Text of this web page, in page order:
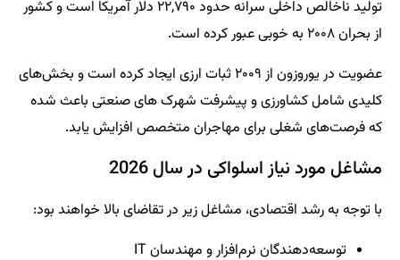
تولید ناخالص داخلی سرانه حدود ۲۲,۷۹۰ دلار آمریکا است و کشور
از بحران ۲۰۰۸ به خوبی عبور کرده است.
عضویت در یوروزون از ۲۰۰۹ ثبات ارزی ایجاد کرده است و بخش‌های
کلیدی شامل کشاورزی و پیشرفت شهرک های صنعتی باعث شده
که فرصت‌های شغلی برای مهاجران متخصص افزایش یابد.
مشاغل مورد نیاز اسلواکی در سال 2026
با توجه به رشد اقتصادی، مشاغل زیر در تقاضای بالا خواهند بود:
توسعه‌دهندگان نرم‌افزار و مهندسان IT